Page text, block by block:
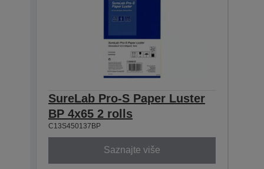
SureLab Pro-S Paper Luster
BP 4x65 2 rolls
C13S450137BP
Saznajte više